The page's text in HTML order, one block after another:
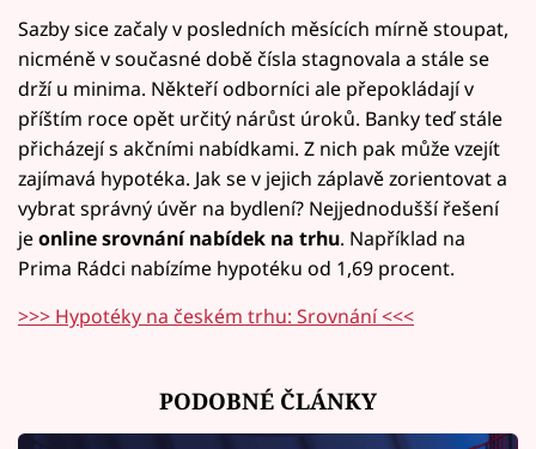
Sazby sice začaly v posledních měsících mírně stoupat,
nicméně v současné době čísla stagnovala a stále se
drží u minima. Někteří odborníci ale přepokládají v
příštím roce opět určitý nárůst úroků. Banky teď stále
přicházejí s akčními nabídkami. Z nich pak může vzejít
zajímavá hypotéka. Jak se v jejich záplavě zorientovat a
vybrat správný úvěr na bydlení? Nejjednodušší řešení
jeonline srovnání nabídek na trhu. Například na
Prima Rádci nabízíme hypotéku od 1,69 procent.
>>> Hypotéky na českém trhu: Srovnání <<<
PODOBNÉ ČLÁNKY